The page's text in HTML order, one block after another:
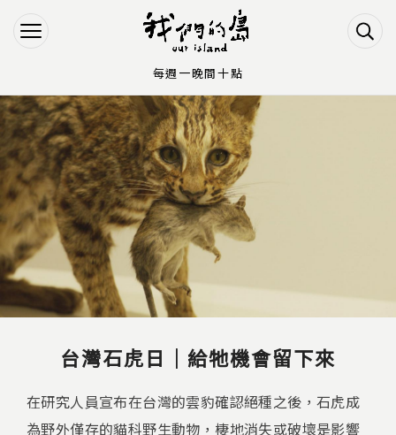
Jump to Navigation
Jump to Main content
您在這裡
台灣石虎日｜給牠機會留下來
在研究人員宣布在台灣的雲豹確認絕種之後，石虎成
為野外僅存的貓科野生動物，棲地消失或破壞是影響
每週一晚間十點